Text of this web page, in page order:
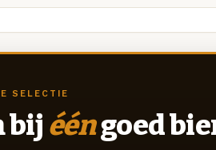
SELECTIE
bij ééngoed